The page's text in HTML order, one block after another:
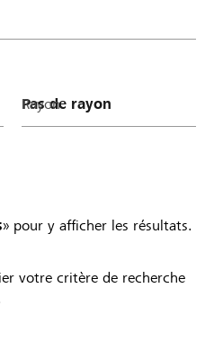
Rayon
» pour y afficher les résultats.
votre critère de recherche